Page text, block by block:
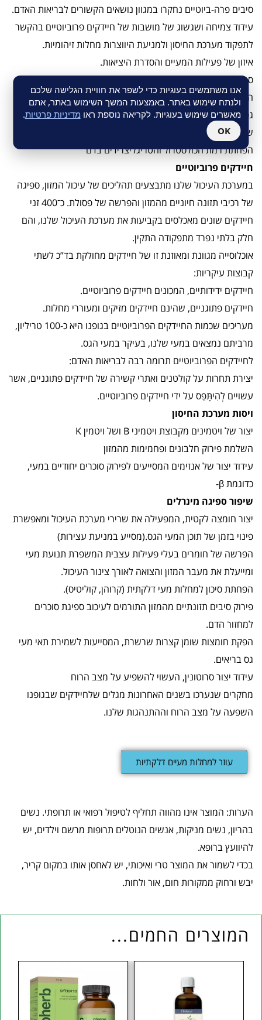
סיבים פרה-ביוטיים נחקרו במגוון נושאים הקשורים לבריאות האדם.
עידוד צמיחה ושגשוג של מושבות של חיידקים פרוביוטיים בהקשר
לתפקוד מערכת החיסון ולמניעת היווצרות מחלות זיהומיות.
איזון של פעילות המעיים והסדרת היציאות.
ספיגת מינרלים במעי הדק, כדוגמת סידן, מגנזיום, ברזל ואבץ.
הפקת חומצות שומן קצרות שרשרת, המסייעות לשמירת תאי מעי
גס בריאים.
שיפור סימפטומים של קוליטיס כיבית ומחלת קרוהן.
הפחתת רמת הכולסטרול והטריגליצרידים בדם
חיידקים פרוביוטיים
במערכת העיכול שלנו מתבצעים תהליכים של עיכול המזון, ספיגה
של רכיבי תזונה חיוניים מהמזון והפרשה של פסולת. כ־400 זני
חיידקים שונים מאכלסים בקביעות את מערכת העיכול שלנו, והם
חלק בלתי נפרד מתפקודה התקין.
אוכלוסייה מגוונת ומאוזנת זו של חיידקים מחולקת בד”כ לשתי
קבוצות עיקריות:
חיידקים ידידותיים, המכונים חיידקים פרוביוטיים.
חיידקים פתוגניים, שהינם חיידקים מזיקים ומעוררי מחלות.
מעריכים שכמות החיידקים הפרוביוטיים בגופנו היא כ-100 טריליון,
מרביתם נמצאים במעי שלנו, בעיקר במעי הגס.
לחיידקים הפרוביוטיים תרומה רבה לבריאות האדם:
יצירת תחרות על קולטנים ואתרי קשירה של חיידקים פתוגניים, אשר
עשויים לְהִיתָּפֵס על ידי חיידקים פרוביוטיים.
ויסות מערכת החיסון
יצור של ויטמינים מקבוצת ויטמיני B ושל ויטמין K
השלמת פירוק חלבונים ופחמימות מהמזון
עידוד יצור של אנזימים המסייעים לפירוק סוכרים יחודיים במעי,
כדוגמת β-
שיפור ספיגה מינרלים
יצור חומצה לקטית, המפעילה את שרירי מערכת העיכול ומאפשרת
פינוי בזמן של תוכן המעי הגס.(מסייע במניעת עצירות)
הפרשה של חומרים בעלי פעילות עצבית המשפרת תנועת מעי
ומייעלת את מעבר המזון והצואה לאורך צינור העיכול.
הפחתת סיכון למחלות מעי דלקתית (קרוהן, קוליטיס).
פירוק סיבים תזונתיים מהמזון התורמים לעיכוב ספיגת סוכרים
למחזור הדם.
הפקת חומצות שומן קצרות שרשרת, המסייעות לשמירת תאי מעי
גס בריאים.
עידוד יצור סרוטונין, העשוי להשפיע על מצב הרוח
מחקרים שנערכו בשנים האחרונות מגלים שלחיידקים שבגופנו
השפעה על מצב הרוח וההתנהגות שלנו.
עוזר למחלות מעיים דלקתיות
הערות: המוצר אינו מהווה תחליף לטיפול רפואי או תרופתי. נשים
בהריון, נשים מניקות, אנשים הנוטלים תרופות מרשם וילדים, יש
להיוועץ ברופא.
בכדי לשמור את המוצר טרי ואיכותי, יש לאחסן אותו במקום קריר,
יבש ורחוק ממקורות חום, אור ולחות.
המוצרים החמים...
אנו משתמשים בעוגיות כדי לשפר את חוויית הגלישה שלכם
ולנתח שימוש באתר. באמצעות המשך השימוש באתר, אתם
מאשרים שימוש בעוגיות. לקריאה נוספת ראו מדיניות פרטיות.
OK